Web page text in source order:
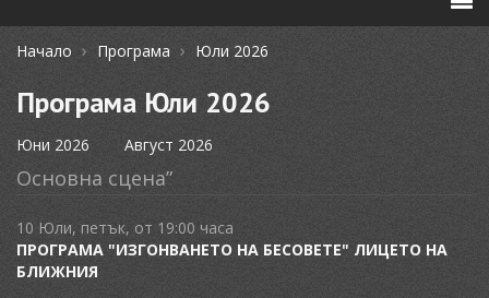
Начало › Програма › Юли 2026
Програма Юли 2026
Юни 2026 Август 2026
Основна сцена”
10 Юли, петък, от 19:00 часа
ПРОГРАМА "ИЗГОНВАНЕТО НА БЕСОВЕТЕ" ЛИЦЕТО НА
БЛИЖНИЯ